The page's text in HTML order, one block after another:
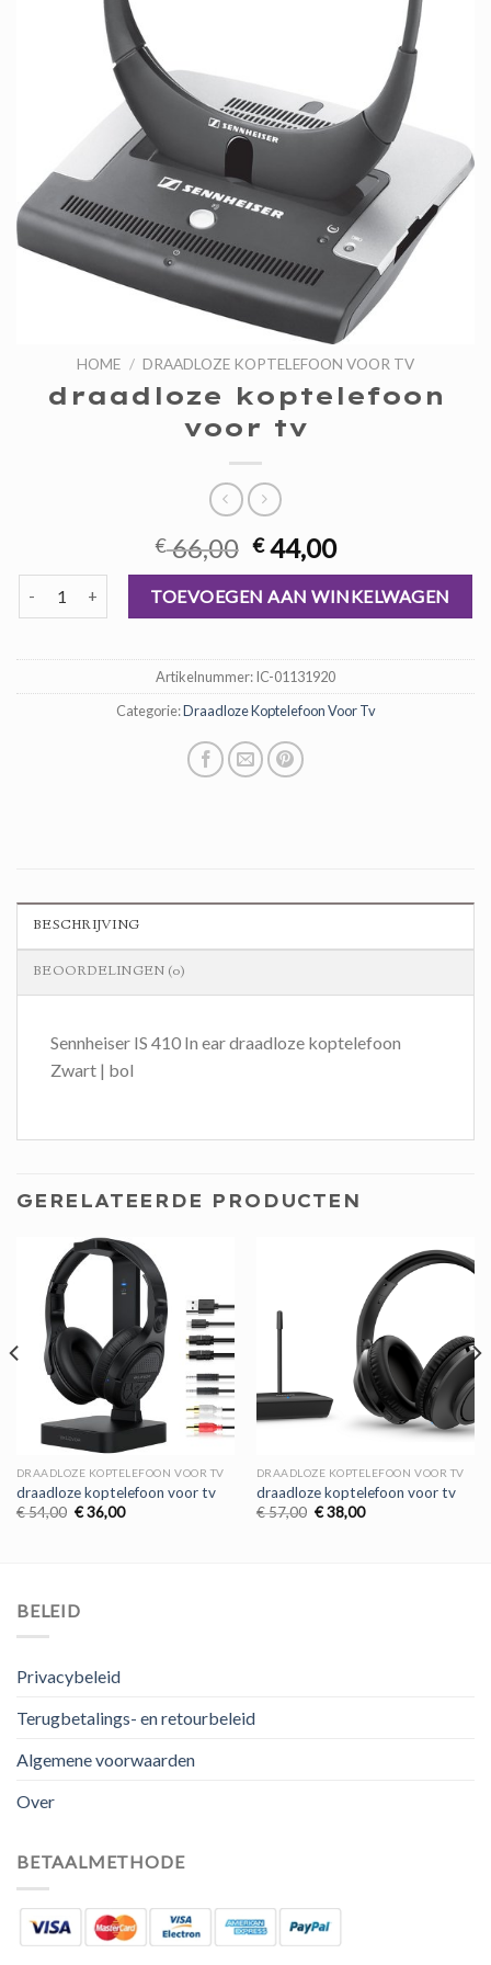
HOME / DRAADLOZE KOPTELEFOON VOOR TV
draadloze koptelefoon
voor tv
€66,00 Oorspronkelijke
prijs
was:
€ 66,00.
€44,00Huidige
prijs
is:
€ 44,00.
draadloze koptelefoon voor tv aantalTOEVOEGEN AAN WINKELWAGEN
Artikelnummer:IC-01131920
Categorie:Draadloze Koptelefoon Voor Tv
BESCHRIJVING
BEOORDELINGEN (0)
Sennheiser IS 410 In ear draadloze koptelefoon
Zwart | bol
GERELATEERDE PRODUCTEN
DRAADLOZE KOPTELEFOON VOOR TV
draadloze koptelefoon voor tv
€54,00 Oorspronkelijke
€36,00Huidige
DRAADLOZE KOPTELEFOON VOOR TV
draadloze koptelefoon voor tv
€57,00 Oorspronkelijke
€38,00Huidige
BELEID
Privacybeleid
Terugbetalings- en retourbeleid
Algemene voorwaarden
Over
BETAALMETHODE